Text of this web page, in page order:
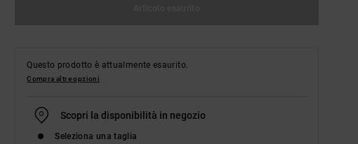
Questo prodotto è attualmente esaurito.
Compra altre opzioni
Scopri la disponibilità in negozio
Seleziona una taglia